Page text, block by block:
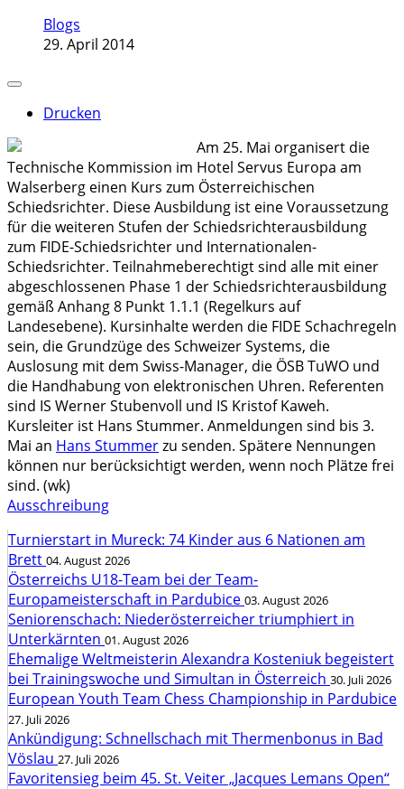
Blogs
29. April 2014
Drucken
Am 25. Mai organisert die
Technische Kommission im Hotel Servus Europa am
Walserberg einen Kurs zum Österreichischen
Schiedsrichter. Diese Ausbildung ist eine Voraussetzung
für die weiteren Stufen der Schiedsrichterausbildung
zum FIDE-Schiedsrichter und Internationalen-
Schiedsrichter. Teilnahmeberechtigt sind alle mit einer
abgeschlossenen Phase 1 der Schiedsrichterausbildung
gemäß Anhang 8 Punkt 1.1.1 (Regelkurs auf
Landesebene). Kursinhalte werden die FIDE Schachregeln
sein, die Grundzüge des Schweizer Systems, die
Auslosung mit dem Swiss-Manager, die ÖSB TuWO und
die Handhabung von elektronischen Uhren. Referenten
sind IS Werner Stubenvoll und IS Kristof Kaweh.
Kursleiter ist Hans Stummer. Anmeldungen sind bis 3.
Mai an Hans Stummerzu senden. Spätere Nennungen
können nur berücksichtigt werden, wenn noch Plätze frei
sind. (wk)
Ausschreibung
Turnierstart in Mureck: 74 Kinder aus 6 Nationen am
Brett 04. August 2026
Österreichs U18-Team bei der Team-
Europameisterschaft in Pardubice 03. August 2026
Seniorenschach: Niederösterreicher triumphiert in
Unterkärnten 01. August 2026
Ehemalige Weltmeisterin Alexandra Kosteniuk begeistert
bei Trainingswoche und Simultan in Österreich 30. Juli 2026
European Youth Team Chess Championship in Pardubice
27. Juli 2026
Ankündigung: Schnellschach mit Thermenbonus in Bad
Vöslau 27. Juli 2026
Favoritensieg beim 45. St. Veiter „Jacques Lemans Open“